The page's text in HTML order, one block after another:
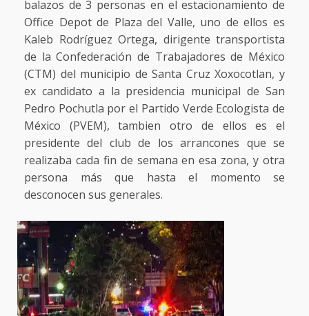
balazos de 3 personas en el estacionamiento de
Office Depot de Plaza del Valle, uno de ellos es
Kaleb Rodríguez Ortega, dirigente transportista
de la Confederación de Trabajadores de México
(CTM) del municipio de Santa Cruz Xoxocotlan, y
ex candidato a la presidencia municipal de San
Pedro Pochutla por el Partido Verde Ecologista de
México (PVEM), tambien otro de ellos es el
presidente del club de los arrancones que se
realizaba cada fin de semana en esa zona, y otra
persona más que hasta el momento se
desconocen sus generales.